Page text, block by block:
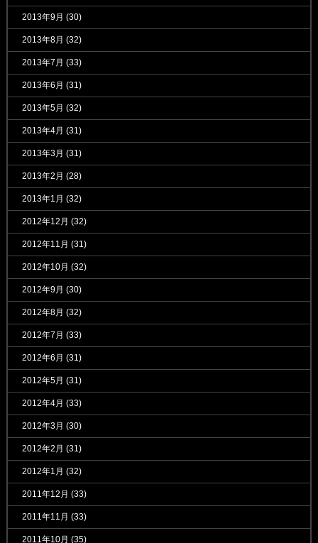
2013年9月 (30)
2013年8月 (32)
2013年7月 (33)
2013年6月 (31)
2013年5月 (32)
2013年4月 (31)
2013年3月 (31)
2013年2月 (28)
2013年1月 (32)
2012年12月 (32)
2012年11月 (31)
2012年10月 (32)
2012年9月 (30)
2012年8月 (32)
2012年7月 (33)
2012年6月 (31)
2012年5月 (31)
2012年4月 (33)
2012年3月 (30)
2012年2月 (31)
2012年1月 (32)
2011年12月 (33)
2011年11月 (33)
2011年10月 (35)